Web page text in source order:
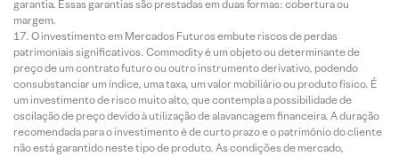
garantia. Essas garantias são prestadas em duas formas: cobertura ou
margem.
O investimento em Mercados Futuros embute riscos de perdas
patrimoniais significativos. Commodity é um objeto ou determinante de
preço de um contrato futuro ou outro instrumento derivativo, podendo
consubstanciar um índice, uma taxa, um valor mobiliário ou produto físico. É
um investimento de risco muito alto, que contempla a possibilidade de
oscilação de preço devido à utilização de alavancagem financeira. A duração
recomendada para o investimento é de curto prazo e o patrimônio do cliente
não está garantido neste tipo de produto. As condições de mercado,